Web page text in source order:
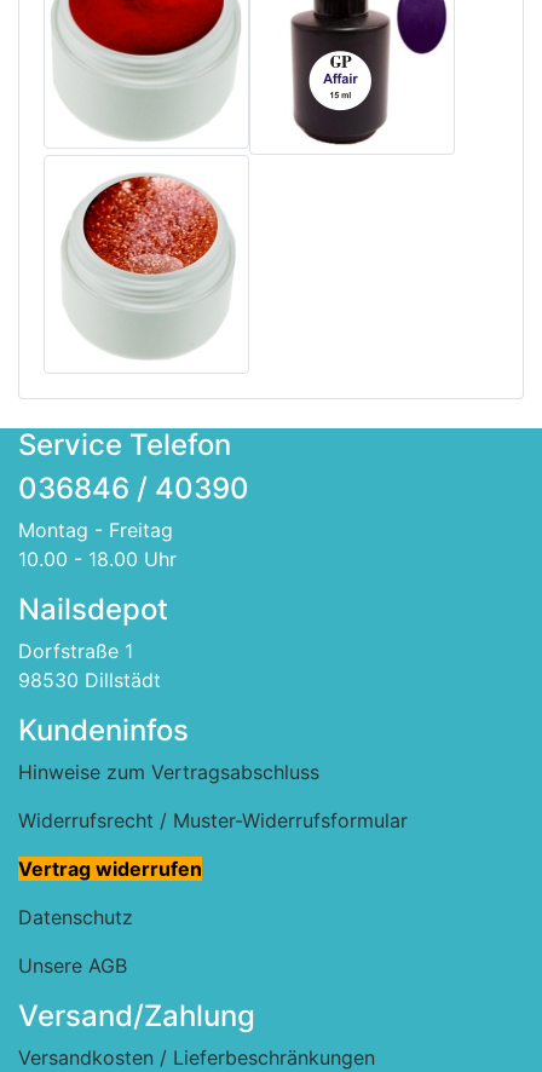
Service Telefon
036846 / 40390
Montag - Freitag
10.00 - 18.00 Uhr
Nailsdepot
Dorfstraße 1
98530 Dillstädt
Kundeninfos
Hinweise zum Vertragsabschluss
Widerrufsrecht / Muster-Widerrufsformular
Vertrag widerrufen
Datenschutz
Unsere AGB
Versand/Zahlung
Versandkosten / Lieferbeschränkungen